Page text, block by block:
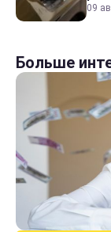
09
Больше